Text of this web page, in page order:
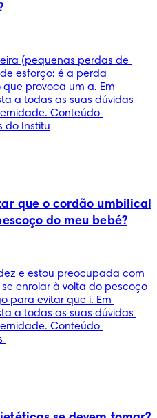
(pequenas perdas de
esforço: é a perda
provoca um a. Em
a todas as suas dúvidas
Conteúdo
do Institu
que o cordão umbilical
do meu bebé?
e estou preocupada com
enrolar à volta do pescoço
para evitar que i. Em
a todas as suas dúvidas
Conteúdo